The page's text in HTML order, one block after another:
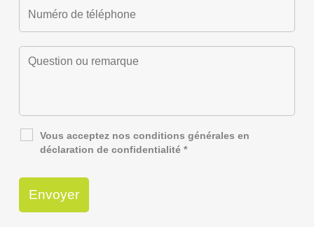
Vous acceptez nosconditions générales en
déclaration de confidentialité *